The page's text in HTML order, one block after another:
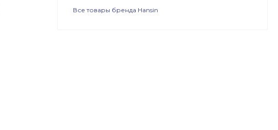
Все товары бренда Hansin